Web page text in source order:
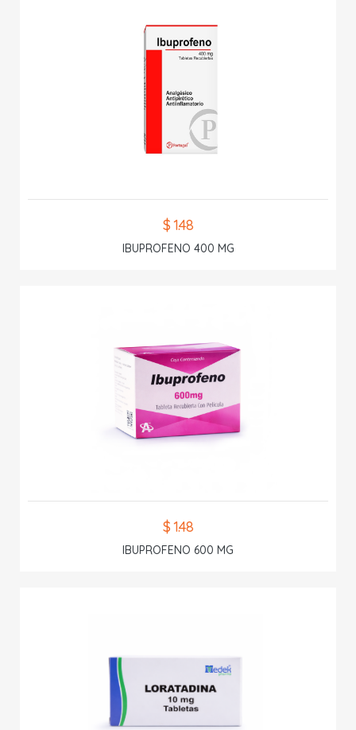
$ 1.48
IBUPROFENO 400 MG
$ 1.48
IBUPROFENO 600 MG